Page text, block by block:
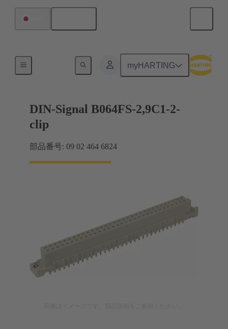
myHARTING
マザーボード ツー ドーターカード接続
DIN-Signal B064FS-2,9C1-2-
clip
部品番号: 09 02 464 6824